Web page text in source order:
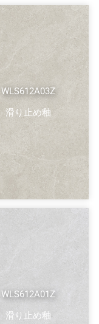
WLS612A03Z
滑り止め釉
WLS612A01Z
滑り止め釉